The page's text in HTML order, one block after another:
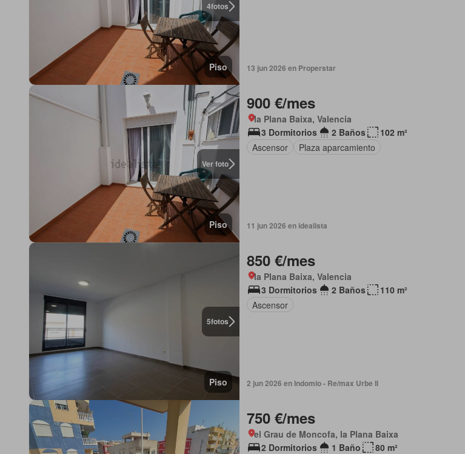
4fotos
Piso 13 jun 2026 en Properstar
Ver foto
Piso
900 €/mes
la Plana Baixa, Valencia
3 Dormitorios
2 Baños
102 m²
Ascensor
Plaza aparcamiento
11 jun 2026 en idealista
5fotos
Piso
850 €/mes
la Plana Baixa, Valencia
3 Dormitorios
2 Baños
110 m²
Ascensor
2 jun 2026 en Indomio - Re/max Urbe II
750 €/mes
el Grau de Moncofa, la Plana Baixa
2 Dormitorios
1 Baño
80 m²